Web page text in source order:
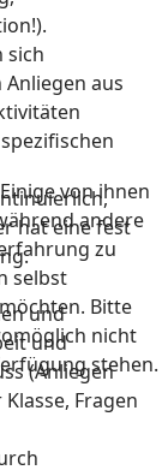
sich
aus
hat eine fest
und
und
(Anliegen
Fragen
von ihnen
andere
zu
selbst
Bitte
nicht
stehen.